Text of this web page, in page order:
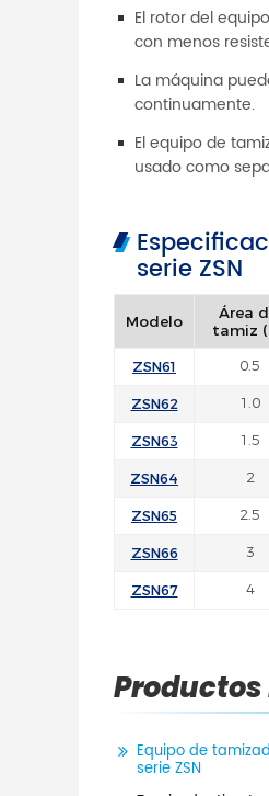
El rotor del
con menos
La máquina
continuamente.
El equipo de
usado como
serie ZSN
Modelo
Área
tamiz (
ZSN61 0.5
ZSN62 1.0
ZSN63 1.5
ZSN64 2
ZSN65 2.5
ZSN66 3
ZSN67 4
Equipo de
serie ZSN